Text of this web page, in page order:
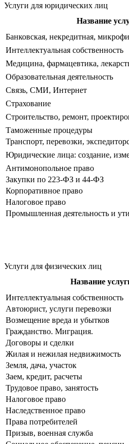
Услуги для юридических лиц
Название
Банковская, некредитная,
Интеллектуальная собственность
Медицина, фармацевтика,
Образовательная деятельность
Связь, СМИ, Интернет
Страхование
Строительство, ремонт,
Таможенные процедуры
Транспорт, перевозки,
Юридические лица: создание,
Антимонопольное право
Закупки по 223-ФЗ и 44-ФЗ
Корпоративное право
Налоговое право
Промышленная деятельность и
Услуги для физических лиц
Название
Интеллектуальная собственность
Автоюрист, услуги перевозки
Возмещение вреда и убытков
Гражданство. Миграция.
Договоры и сделки
Жилая и нежилая недвижимость
Земля, дача, участок
Заем, кредит, расчеты
Трудовое право, занятость
Налоговое право
Наследственное право
Права потребителей
Призыв, военная служба